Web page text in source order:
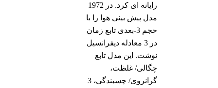
رایانه ای كرد. در 1972
مدل پیش بینی هوا را با
حجم 3-بعدی تابع زمان
در 3 معادله دیفرانسیل
نوشت. این مدل تابع
چگالی/ غلظت،
گرانروی/ چسبندگی، 3